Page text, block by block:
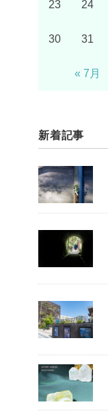
23 24
30 31
« 7月
新着記事